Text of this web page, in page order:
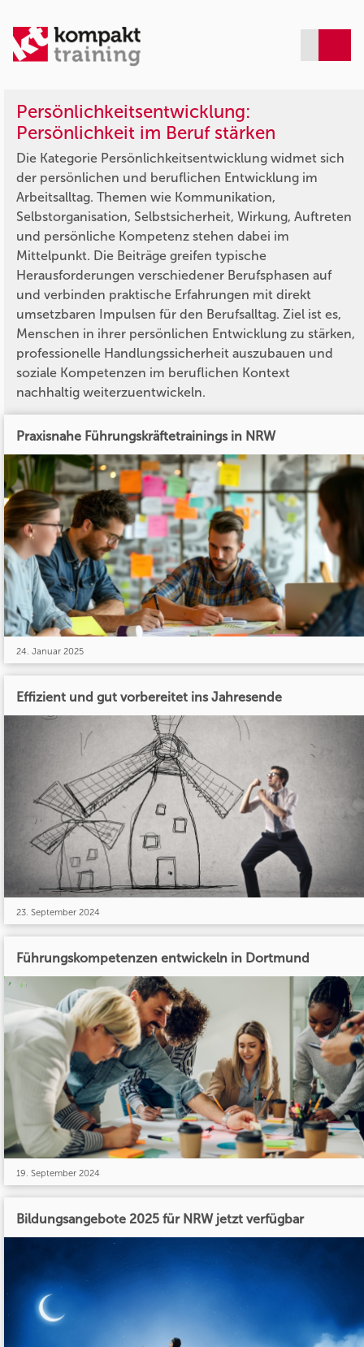
Persönlichkeitsentwicklung:
Persönlichkeit im Beruf stärken
Die Kategorie Persönlichkeitsentwicklung widmet sich
der persönlichen und beruflichen Entwicklung im
Arbeitsalltag. Themen wie Kommunikation,
Selbstorganisation, Selbstsicherheit, Wirkung, Auftreten
und persönliche Kompetenz stehen dabei im
Mittelpunkt. Die Beiträge greifen typische
Herausforderungen verschiedener Berufsphasen auf
und verbinden praktische Erfahrungen mit direkt
umsetzbaren Impulsen für den Berufsalltag. Ziel ist es,
Menschen in ihrer persönlichen Entwicklung zu stärken,
professionelle Handlungssicherheit auszubauen und
soziale Kompetenzen im beruflichen Kontext
nachhaltig weiterzuentwickeln.
Praxisnahe Führungskräftetrainings in NRW
24. Januar 2025
Effizient und gut vorbereitet ins Jahresende
23. September 2024
Führungskompetenzen entwickeln in Dortmund
19. September 2024
Bildungsangebote 2025 für NRW jetzt verfügbar